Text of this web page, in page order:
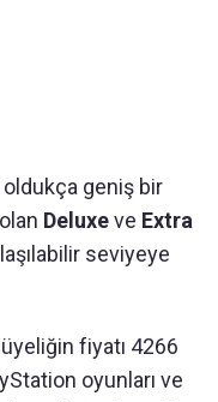
geniş bir
Deluxeve Extra
seviyeye
fiyatı 4266
oyunları ve